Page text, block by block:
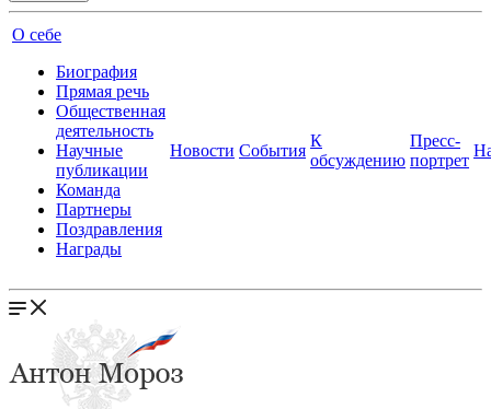
О себе
Биография
Прямая речь
Общественная
деятельность
Научные
публикации
Команда
Партнеры
Поздравления
Награды
Новости События
К
обсуждению
Пресс-
портрет